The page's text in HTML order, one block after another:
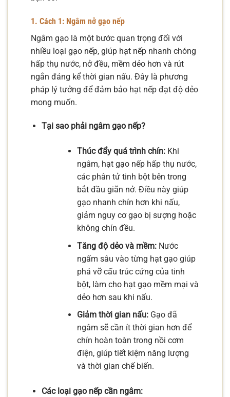
1. Cách 1: Ngâm nở gạo nếp
Ngâm gạo là một bước quan trọng đối với
nhiều loại gạo nếp, giúp hạt nếp nhanh chóng
hấp thụ nước, nở đều, mềm dẻo hơn và rút
ngắn đáng kể thời gian nấu. Đây là phương
pháp lý tưởng để đảm bảo hạt nếp đạt độ dẻo
mong muốn.
Tại sao phải ngâm gạo nếp?
Thúc đẩy quá trình chín:Khi
ngâm, hạt gạo nếp hấp thụ nước,
các phân tử tinh bột bên trong
bắt đầu giãn nở. Điều này giúp
gạo nhanh chín hơn khi nấu,
giảm nguy cơ gạo bị sượng hoặc
không chín đều.
Tăng độ dẻo và mềm:Nước
ngấm sâu vào từng hạt gạo giúp
phá vỡ cấu trúc cứng của tinh
bột, làm cho hạt gạo mềm mại và
dẻo hơn sau khi nấu.
Giảm thời gian nấu:Gạo đã
ngâm sẽ cần ít thời gian hơn để
chín hoàn toàn trong nồi cơm
điện, giúp tiết kiệm năng lượng
và thời gian chế biến.
Các loại gạo nếp cần ngâm: